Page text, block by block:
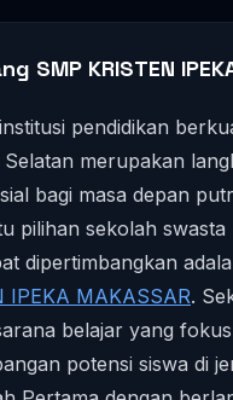
SMP KRISTEN
pendidikan
Selatan merupakan
bagi masa depan
pilihan sekolah swasta
dipertimbangkan
IPEKA MAKASSAR.
belajar yang
potensi siswa di